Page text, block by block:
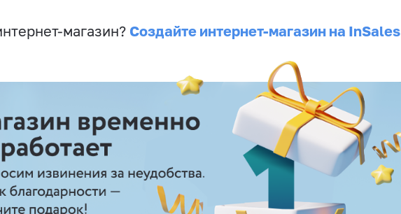
магазин? Создайте интернет-магазин на InSales